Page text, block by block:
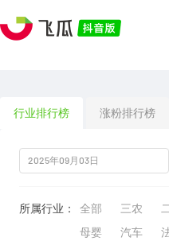
行业排行榜 涨粉排行榜
所属行业： 全部 三农
母婴
汽车